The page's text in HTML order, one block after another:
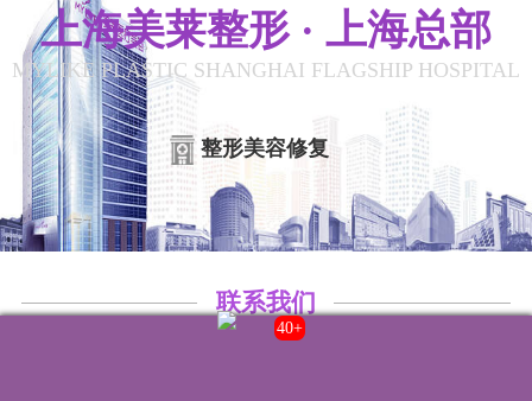
上海美莱整形 · 上海总部
MYLIKE PLASTIC SHANGHAI FLAGSHIP HOSPITAL
整形美容修复
联系我们
43+